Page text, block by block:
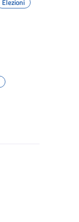
Elezioni